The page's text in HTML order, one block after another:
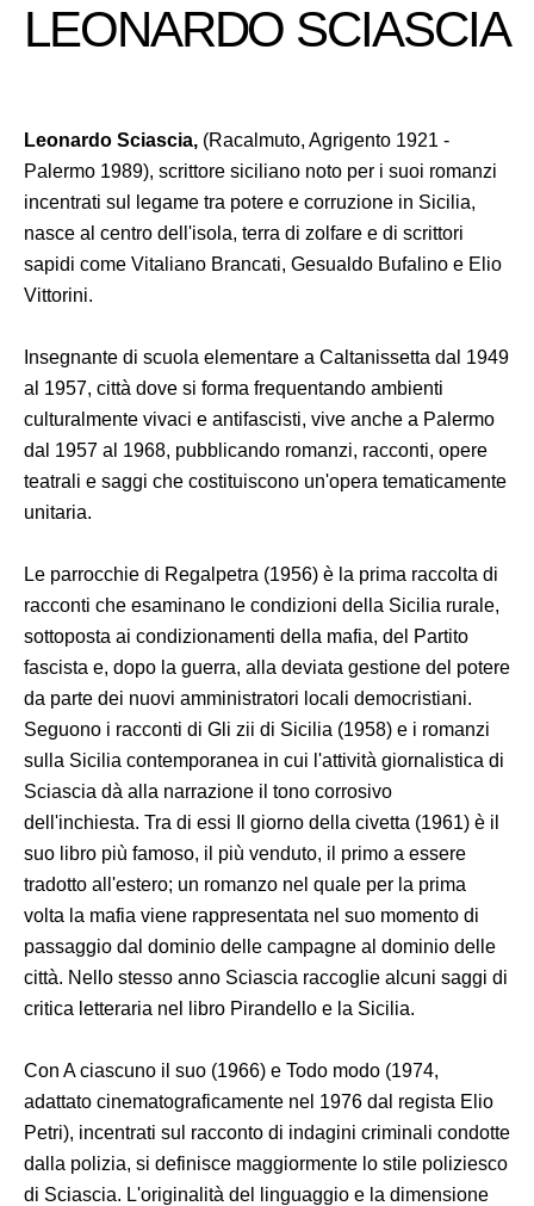
LEONARDO SCIASCIA
Leonardo Sciascia, (Racalmuto, Agrigento 1921 -
Palermo 1989), scrittore siciliano noto per i suoi romanzi
incentrati sul legame tra potere e corruzione in Sicilia,
nasce al centro dell'isola, terra di zolfare e di scrittori
sapidi come Vitaliano Brancati, Gesualdo Bufalino e Elio
Vittorini.
Insegnante di scuola elementare a Caltanissetta dal 1949
al 1957, città dove si forma frequentando ambienti
culturalmente vivaci e antifascisti, vive anche a Palermo
dal 1957 al 1968, pubblicando romanzi, racconti, opere
teatrali e saggi che costituiscono un'opera tematicamente
unitaria.
Le parrocchie di Regalpetra (1956) è la prima raccolta di
racconti che esaminano le condizioni della Sicilia rurale,
sottoposta ai condizionamenti della mafia, del Partito
fascista e, dopo la guerra, alla deviata gestione del potere
da parte dei nuovi amministratori locali democristiani.
Seguono i racconti di Gli zii di Sicilia (1958) e i romanzi
sulla Sicilia contemporanea in cui l'attività giornalistica di
Sciascia dà alla narrazione il tono corrosivo
dell'inchiesta. Tra di essi Il giorno della civetta (1961) è il
suo libro più famoso, il più venduto, il primo a essere
tradotto all'estero; un romanzo nel quale per la prima
volta la mafia viene rappresentata nel suo momento di
passaggio dal dominio delle campagne al dominio delle
città. Nello stesso anno Sciascia raccoglie alcuni saggi di
critica letteraria nel libro Pirandello e la Sicilia.
Con A ciascuno il suo (1966) e Todo modo (1974,
adattato cinematograficamente nel 1976 dal regista Elio
Petri), incentrati sul racconto di indagini criminali condotte
dalla polizia, si definisce maggiormente lo stile poliziesco
di Sciascia. L'originalità del linguaggio e la dimensione